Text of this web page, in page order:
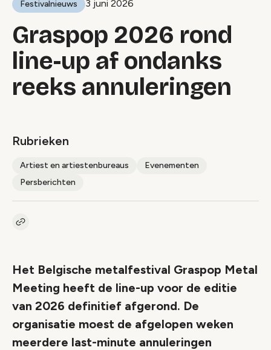
Festivalnieuws 3 juni 2026
Graspop 2026 rond
line-up af ondanks
reeks annuleringen
Rubrieken
Artiest en artiestenbureaus
Evenementen
Persberichten
Kopieer link naar artikel
Het Belgische metalfestival Graspop Metal
Meeting heeft de line-up voor de editie
van 2026 definitief afgerond. De
organisatie moest de afgelopen weken
meerdere last-minute annuleringen